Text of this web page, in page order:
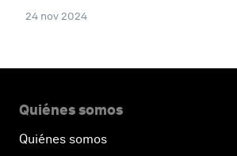
24 nov 2024
Quiénes somos
Quiénes somos